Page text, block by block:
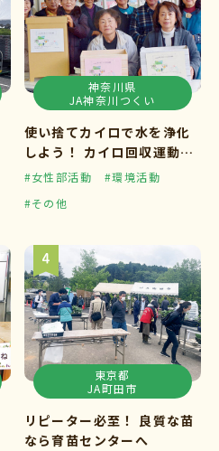
神奈川県
JA神奈川つくい
使い捨てカイロで水を浄化
しよう！ カイロ回収運動ス
タート
#女性部活動
#環境活動
#その他
東京都
JA町田市
リピーター必至！ 良質な苗
なら育苗センターへ